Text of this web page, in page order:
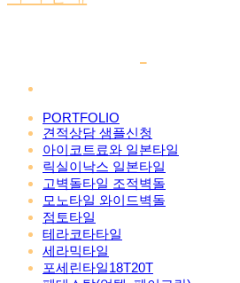
PORTFOLIO
견적상담 샘플신청
아이코트료와 일본타일
릭실이낙스 일본타일
고벽돌타일 조적벽돌
모노타일 와이드벽돌
점토타일
테라코타타일
세라믹타일
포세린타일18T20T